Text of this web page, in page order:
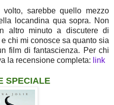
sarebbe quello mezzo
locandina qua sopra. Non
altro minuto a discutere di
chi mi conosce sa quanto sia
film di fantascienza. Per chi
la recensione completa: link
SPECIALE